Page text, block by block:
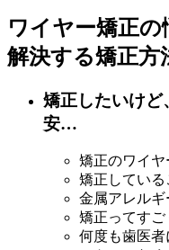
ワイヤー矯正の
解決する矯正方
矯正したいけど
安…
矯正のワイ
矯正してい
金属アレルギ
矯正ってす
何度も歯医